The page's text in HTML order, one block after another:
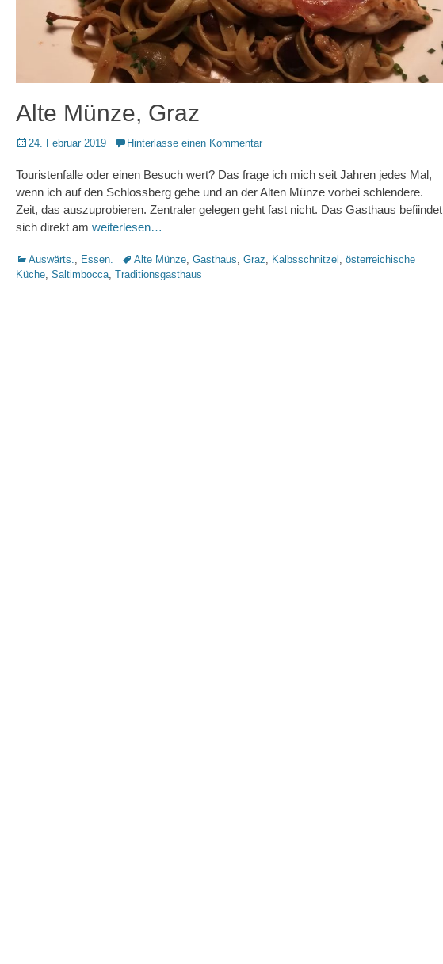
Alte Münze, Graz
Posted
24. Februar 2019 Hinterlasse einen Kommentar
Touristenfalle oder einen Besuch wert? Das frage ich mich seit Jahren jedes Mal,
wenn ich auf den Schlossberg gehe und an der Alten Münze vorbei schlendere.
Zeit, das auszuprobieren. Zentraler gelegen geht fast nicht. Das Gasthaus befiindet
sich direkt am weiterlesen…
Kategorien
Auswärts. Essen. Schlagworte
Alte Münze Gasthaus Graz Kalbsschnitzel
österreichische
Küche Saltimbocca Traditionsgasthaus